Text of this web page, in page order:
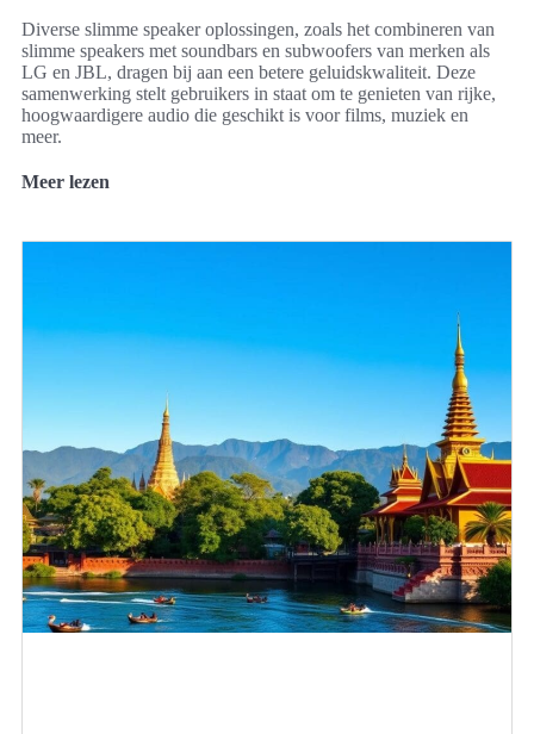
Diverse slimme speaker oplossingen, zoals het combineren van
slimme speakers met soundbars en subwoofers van merken als
LG en JBL, dragen bij aan een betere geluidskwaliteit. Deze
samenwerking stelt gebruikers in staat om te genieten van rijke,
hoogwaardigere audio die geschikt is voor films, muziek en
meer.
Meer lezen